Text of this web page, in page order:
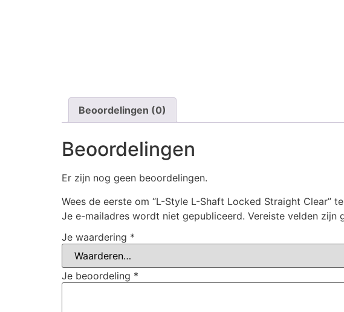
Beoordelingen (0)
Beoordelingen
Er zijn nog geen beoordelingen.
Wees de eerste om “L-Style L-Shaft Locked Straight Clear”
Je e-mailadres wordt niet gepubliceerd. Vereiste velden zijn
Je waardering *
Je beoordeling *